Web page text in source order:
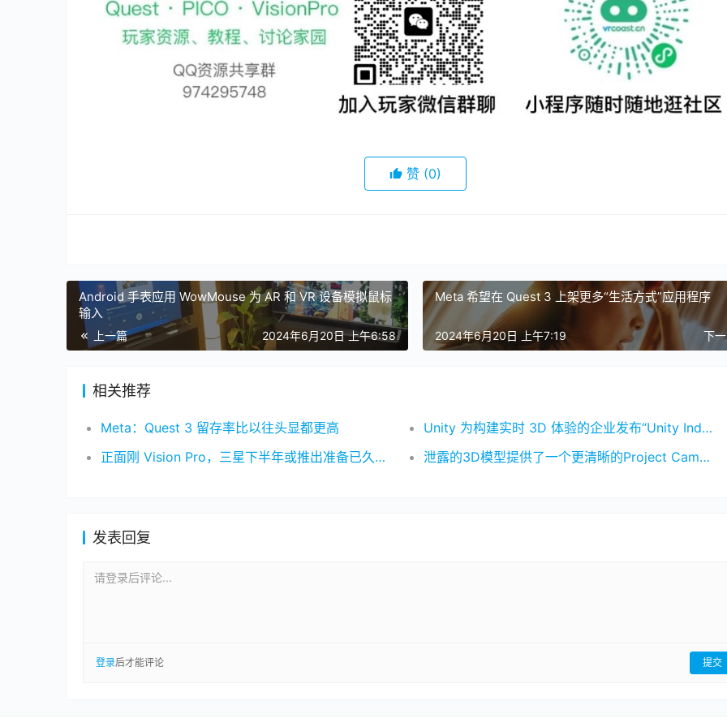
赞 (0)
Android 手表应用 WowMouse 为 AR 和 VR 设备模拟鼠标
输入
上一篇 2024年6月20日 上午6:58
Meta 希望在 Quest 3 上架更多“生活方式”应用程序
下
2024年6月20日 上午7:19
相关推荐
Meta：Quest 3 留存率比以往头显都更高
Unity 为构建实时 3D 体验的企业发布“Unity Industry”解决方案
正面刚 Vision Pro，三星下半年或推出准备已久的 XR 头显
泄露的3D模型提供了一个更清晰的Project Cambria头显
发表回复
请登录后评论...
登录后才能评论 提交